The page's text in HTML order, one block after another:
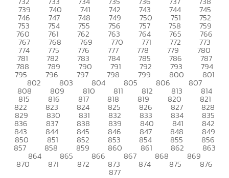
739 740 741 742 743 744 745
746 747 748 749 750 751 752
753 754 755 756 757 758 759
760 761 762 763 764 765 766
767 768 769 770 771 772 773
774 775 776 777 778 779 780
781 782 783 784 785 786 787
788 789 790 791 792 793 794
795 796 797 798 799 800 801
802 803 804 805 806 807
808 809 810 811 812 813 814
815 816 817 818 819 820 821
822 823 824 825 826 827 828
829 830 831 832 833 834 835
836 837 838 839 840 841 842
843 844 845 846 847 848 849
850 851 852 853 854 855 856
857 858 859 860 861 862 863
864 865 866 867 868 869
870 871 872 873 874 875 876
877